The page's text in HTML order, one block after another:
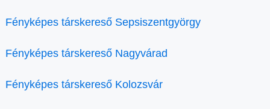
Fényképes társkereső Sepsiszentgyörgy
Fényképes társkereső Nagyvárad
Fényképes társkereső Kolozsvár